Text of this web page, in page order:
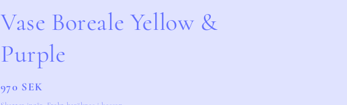
e
g
i
Vase Boreale Yellow &
Purple
Ordinarie
970 SEK